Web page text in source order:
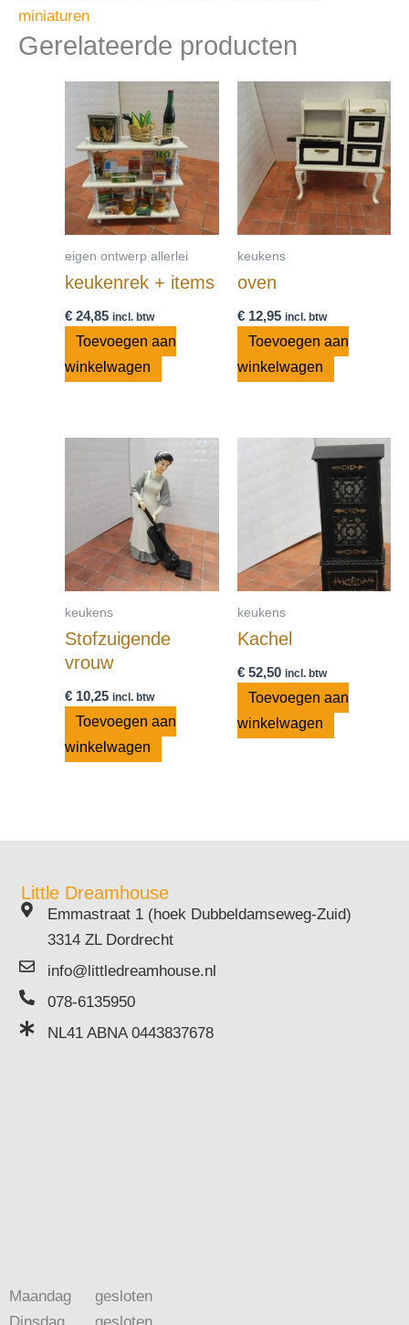
miniaturen
Gerelateerde producten
eigen ontwerp allerlei
keukenrek + items
€ 24,85 incl. btw
Toevoegen aan
winkelwagen
keukens
oven
€12,95 incl. btw
Toevoegen aan
winkelwagen
keukens
Stofzuigende
vrouw
€ 10,25 incl. btw
Toevoegen aan
winkelwagen
keukens
Kachel
€52,50 incl. btw
Toevoegen aan
winkelwagen
Little Dreamhouse
Emmastraat 1 (hoek Dubbeldamseweg-Zuid)
3314 ZL Dordrecht
info@littledreamhouse.nl
078-6135950
NL41 ABNA 0443837678
Maandag
gesloten